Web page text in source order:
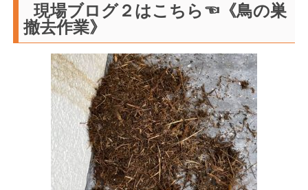
現場ブログ２はこちら☜《鳥の巣
撤去作業》